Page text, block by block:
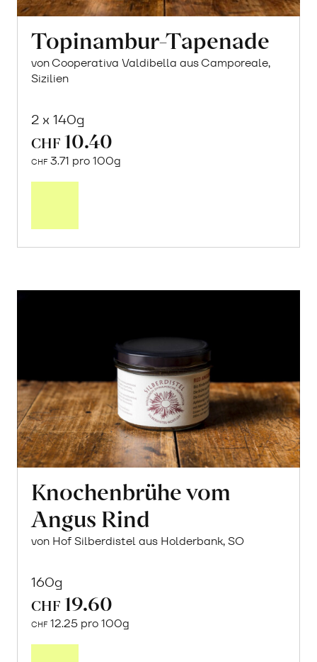
Topinambur-Tapenade
von Cooperativa Valdibella aus Camporeale,
Sizilien
2 x 140g
CHF 10.40
CHF 3.71 pro 100g
Knochenbrühe vom
Angus Rind
von Hof Silberdistel aus Holderbank, SO
160g
CHF 19.60
CHF 12.25 pro 100g